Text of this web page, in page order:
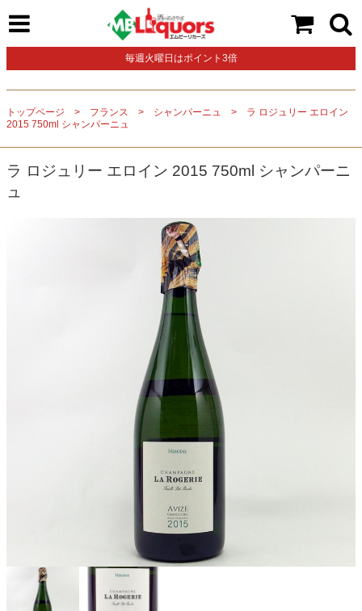
毎週火曜日はポイント3倍
トップページ フランス シャンパーニュ
ラ ロジュリー エロイン
2015 750ml シャンパーニュ
ラ ロジュリー エロイン 2015 750ml シャンパーニ
ュ